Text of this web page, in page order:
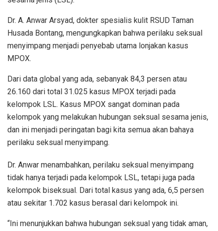
Dr. A. Anwar Arsyad, dokter spesialis kulit RSUD Taman
Husada Bontang, mengungkapkan bahwa perilaku seksual
menyimpang menjadi penyebab utama lonjakan kasus
MPOX.
Dari data global yang ada, sebanyak 84,3 persen atau
26.160 dari total 31.025 kasus MPOX terjadi pada
kelompok LSL. Kasus MPOX sangat dominan pada
kelompok yang melakukan hubungan seksual sesama jenis,
dan ini menjadi peringatan bagi kita semua akan bahaya
perilaku seksual menyimpang.
Dr. Anwar menambahkan, perilaku seksual menyimpang
tidak hanya terjadi pada kelompok LSL, tetapi juga pada
kelompok biseksual. Dari total kasus yang ada, 6,5 persen
atau sekitar 1.702 kasus berasal dari kelompok ini.
“Ini menunjukkan bahwa hubungan seksual yang tidak aman,